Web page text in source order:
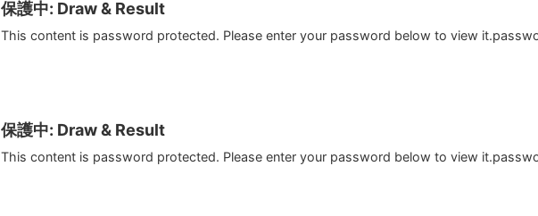
保護中: Draw & Result
This content is password protected. Please enter your password below to view
保護中: Draw & Result
This content is password protected. Please enter your password below to view